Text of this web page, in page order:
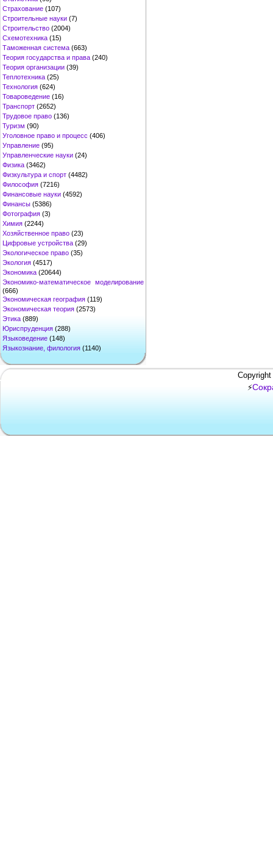
Страхование (107)
Строительные науки (7)
Строительство (2004)
Схемотехника (15)
Таможенная система (663)
Теория государства и права (240)
Теория организации (39)
Теплотехника (25)
Технология (624)
Товароведение (16)
Транспорт (2652)
Трудовое право (136)
Туризм (90)
Уголовное право и процесс (406)
Управление (95)
Управленческие науки (24)
Физика (3462)
Физкультура и спорт (4482)
Философия (7216)
Финансовые науки (4592)
Финансы (5386)
Фотография (3)
Химия (2244)
Хозяйственное право (23)
Цифровые устройства (29)
Экологическое право (35)
Экология (4517)
Экономика (20644)
Экономико-математическое моделирование
(666)
Экономическая география (119)
Экономическая теория (2573)
Этика (889)
Юриспруденция (288)
Языковедение (148)
Языкознание, филология (1140)
⚡